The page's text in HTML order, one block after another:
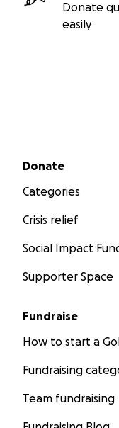
Donate
easily
Secondary menu
Donate
Categories
Crisis relief
Social Impact
Supporter Space
Fundraise
How to start a
Fundraising
Team fundraising